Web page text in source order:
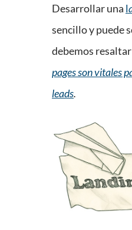
Desarrollar una l
sencillo y puede
debemos
pages son vitales
leads.